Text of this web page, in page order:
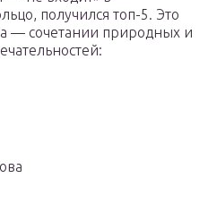
получился топ-5. Это
— сочетании природных и